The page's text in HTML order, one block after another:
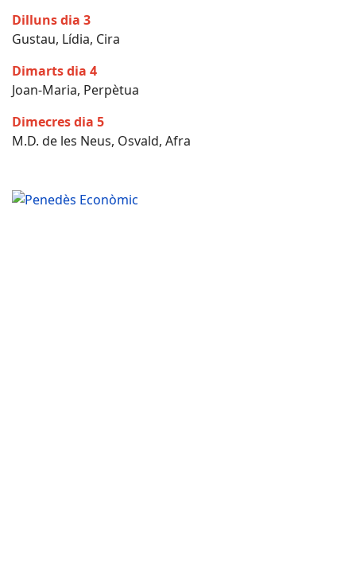
Dilluns dia 3
Gustau, Lídia, Cira
Dimarts dia 4
Joan-Maria, Perpètua
Dimecres dia 5
M.D. de les Neus, Osvald, Afra